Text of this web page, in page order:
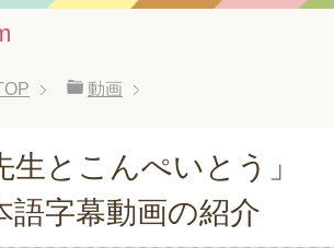
動画
生とこんぺいとう」
語字幕動画の紹介